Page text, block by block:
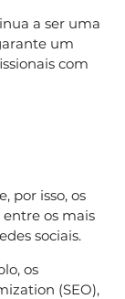
a ser uma
um
com
por isso, os
os mais
sociais.
os
(SEO),